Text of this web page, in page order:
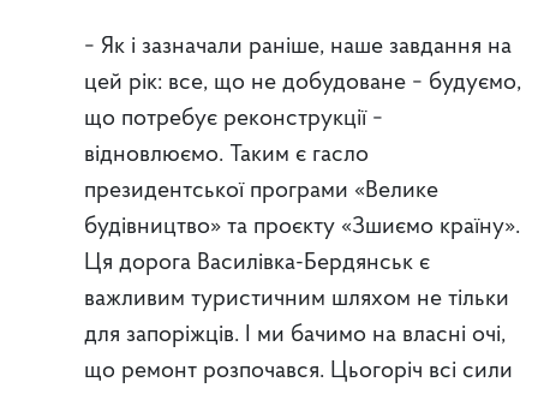
− Як і зазначали раніше, наше завдання на
цей рік: все, що не добудоване − будуємо,
що потребує реконструкції −
відновлюємо. Таким є гасло
президентської програми «Велике
будівництво» та проєкту «Зшиємо країну».
Ця дорога Василівка-Бердянськ є
важливим туристичним шляхом не тільки
для запоріжців. І ми бачимо на власні очі,
що ремонт розпочався. Цьогоріч всі сили